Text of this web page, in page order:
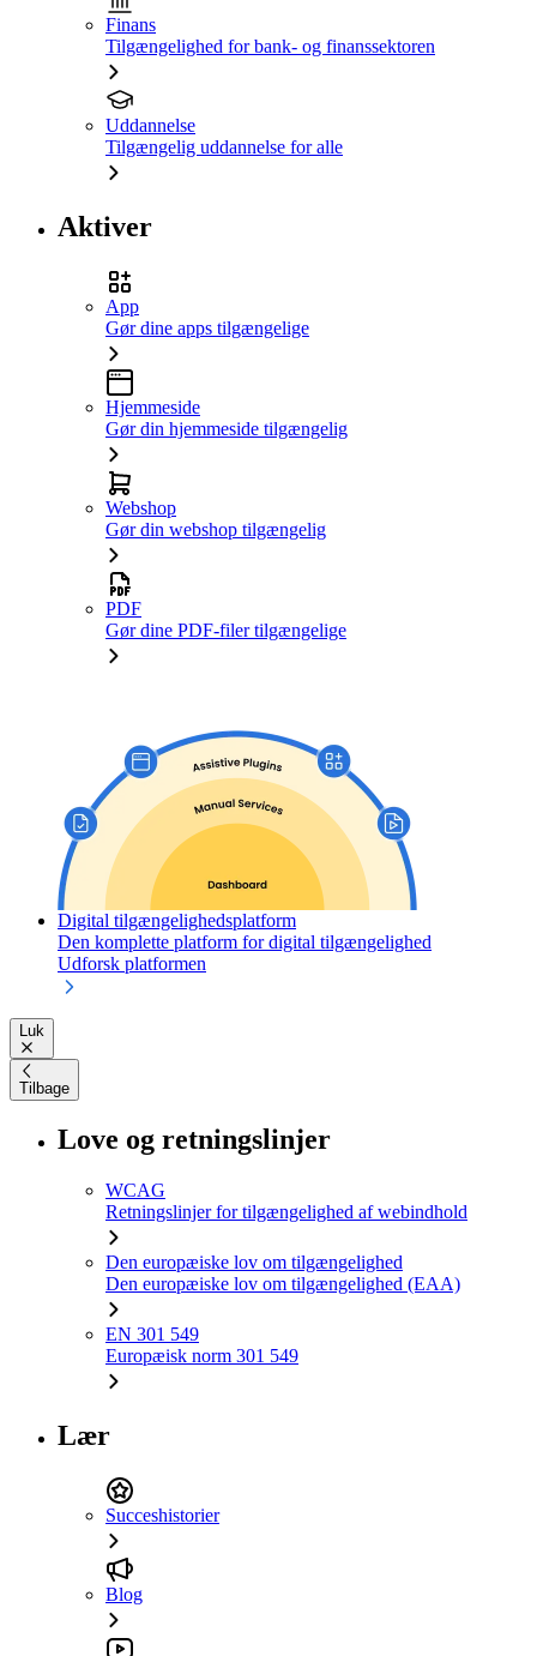
Finans
Tilgængelighed for bank- og finanssektoren
Uddannelse
Tilgængelig uddannelse for alle
Aktiver
App
Gør dine apps tilgængelige
Hjemmeside
Gør din hjemmeside tilgængelig
Webshop
Gør din webshop tilgængelig
PDF
Gør dine PDF-filer tilgængelige
Digital tilgængelighedsplatform
Den komplette platform for digital tilgængelighed
Udforsk platformen
Luk
Tilbage
Love og retningslinjer
WCAG
Retningslinjer for tilgængelighed af webindhold
Den europæiske lov om tilgængelighed
Den europæiske lov om tilgængelighed (EAA)
EN 301 549
Europæisk norm 301 549
Lær
Succeshistorier
Blog